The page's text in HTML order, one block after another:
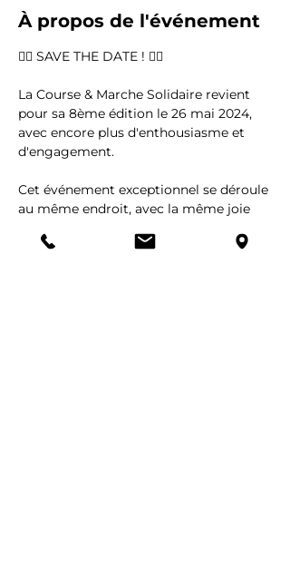
À propos de l'événement
🏃‍♀️ SAVE THE DATE ! 🏃‍♀️
La Course & Marche Solidaire revient
pour sa 8ème édition le 26 mai 2024,
avec encore plus d'enthousiasme et
d'engagement.
Cet événement exceptionnel se déroule
au même endroit, avec la même joie
riche en émotions.